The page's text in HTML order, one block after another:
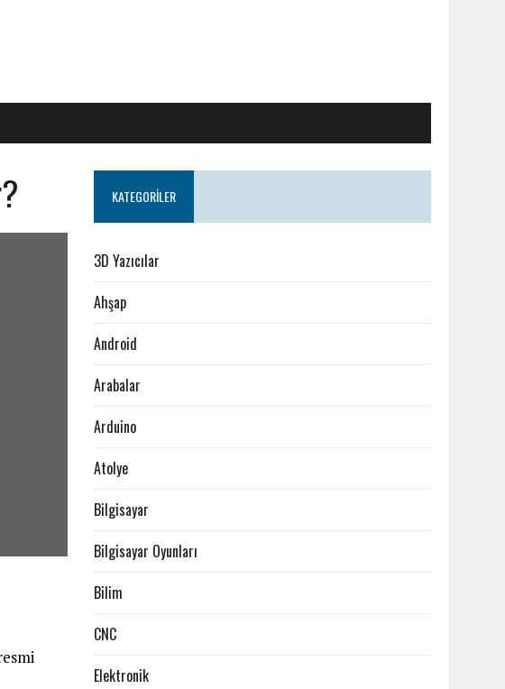
KATEGORILER
3D Yazıcılar
Ahşap
Android
Arabalar
Arduino
Atolye
Bilgisayar
Bilgisayar Oyunları
Bilim
CNC
Elektronik